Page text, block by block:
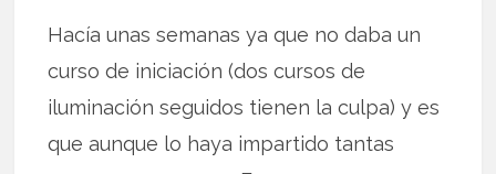
Hacía unas semanas ya que no daba un
curso de iniciación (dos cursos de
iluminación seguidos tienen la culpa) y es
que aunque lo haya impartido tantas